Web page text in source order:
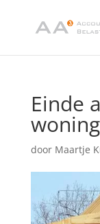
Einde
door Maartje